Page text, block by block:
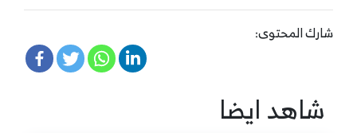
شارك المحتوى:
شاهد ايضا